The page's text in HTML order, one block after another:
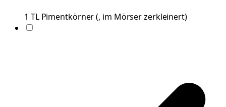
1 TL Pimentkörner(, im Mörser zerkleinert)